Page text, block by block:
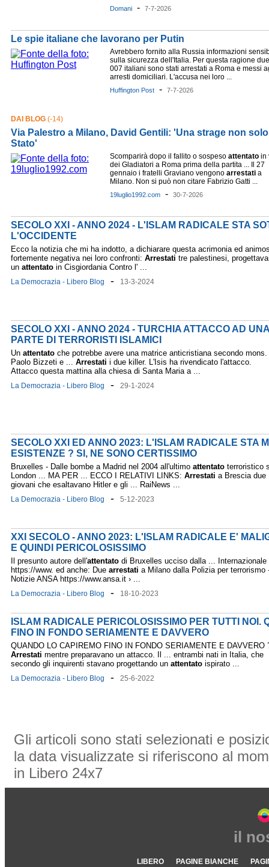
Domani - 7-7-2026
Le spie italiane che lavorano per Putin
Avrebbero fornito alla Russia informazioni
sulla sicurezza dell'Italia. Per questa ragione
007 italiani sono stati arrestati a Roma e messi
arresti domiciliari. L'accusa nei loro ...
Huffington Post - 7-7-2026
DAI BLOG (-14)
Via Palestro a Milano, David Gentili: 'Una strage non
Stato'
Scomparirà dopo il fallito o sospeso attentato in
dei Gladiatori a Roma prima della partita ... Il 27
gennaio i fratelli Graviano vengono arrestati a
Milano. Non si può non citare Fabrizio Gatti ...
19luglio1992.com - 30-7-2026
SECOLO XXI - ANNO 2024 - L'ISLAM RADICALE STA
L'OCCIDENTE
Ecco la notizia che mi ha indotto, a dichiarare questa acrimonia ed
fortemente negativa nei loro confronti: Arrestati tre palestinesi,
un attentato in Cisgiordania Contro l' ...
La Democrazia - Libero Blog - 13-3-2024
SECOLO XXI - ANNO 2024 - TURCHIA ATTACCO AD
PARTE DI TERRORISTI ISLAMICI
Un attentato che potrebbe avere una matrice anticristiana secondo mons.
Paolo Bizzeti e ... Arrestati i due killer. L'Isis ha rivendicato l'attacco.
Attacco questa mattina alla chiesa di Santa Maria a ...
La Democrazia - Libero Blog - 29-1-2024
SECOLO XXI ED ANNO 2023: L'ISLAM RADICALE STA
ESISTENZE ? SI, NE SONO CERTISSIMO
Bruxelles - Dalle bombe a Madrid nel 2004 all'ultimo attentato terroristico
London ... MA PER ... ECCO I RELATIVI LINKS: Arrestati a Brescia due
giovani che esaltavano Hitler e gli ... RaiNews ...
La Democrazia - Libero Blog - 5-12-2023
XXI SECOLO - ANNO 2023: L'ISLAM RADICALE E'
E QUINDI PERICOLOSISSIMO
Il presunto autore dell'attentato di Bruxelles ucciso dalla ... Internazionale
https://www. ed anche: Due arrestati a Milano dalla Polizia per terrorismo
Notizie ANSA https://www.ansa.it › ...
La Democrazia - Libero Blog - 18-10-2023
ISLAM RADICALE PERICOLOSISSIMO PER TUTTI NOI.
FINO IN FONDO SERIAMENTE E DAVVERO
QUANDO LO CAPIREMO FINO IN FONDO SERIAMENTE E DAVVERO
Arrestati mentre preparavano un attacco. Il ... entrambi nati in Italia, che
secondo gli inquirenti stavano progettando un attentato ispirato ...
La Democrazia - Libero Blog - 25-6-2022
Gli articoli sono stati selezionati e
la data visualizzate si riferiscono al
in Libero 24x7
il
LIBERO PAGINE BIANCHE